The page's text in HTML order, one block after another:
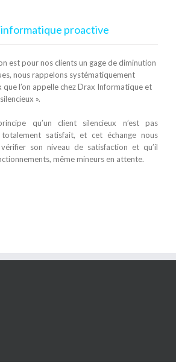
proactive
est pour nos clients un gage de diminution
nous rappelons systématiquement
que l’on appelle chez Drax Informatique et
».
qu’un client silencieux n’est pas
satisfait, et cet échange nous
son niveau de satisfaction et qu’il
même mineurs en attente.